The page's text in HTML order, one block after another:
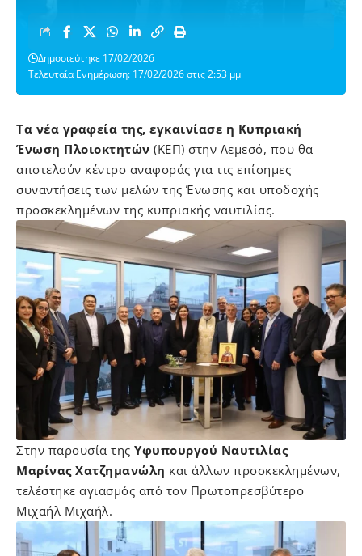
Τελευταία Ενημέρωση: 17/02/2026 στις 2:53 μμ
Δημοσιεύτηκε 17/02/2026
Τα νέα γραφεία της, εγκαινίασε η Κυπριακή
Ένωση Πλοιοκτητών (ΚΕΠ) στην Λεμεσό, που θα
αποτελούν κέντρο αναφοράς για τις επίσημες
συναντήσεις των μελών της Ένωσης και υποδοχής
προσκεκλημένων της κυπριακής ναυτιλίας.
Στην παρουσία της Υφυπουργού Ναυτιλίας
Μαρίνας Χατζημανώλη και άλλων προσκεκλημένων,
τελέστηκε αγιασμός από τον Πρωτοπρεσβύτερο
Μιχαήλ Μιχαήλ.